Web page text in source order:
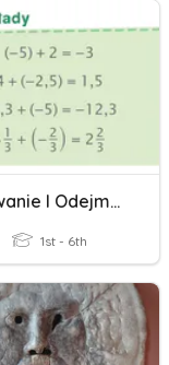
Dodawanie I Odejmowanie Liczb.
1st - 6th